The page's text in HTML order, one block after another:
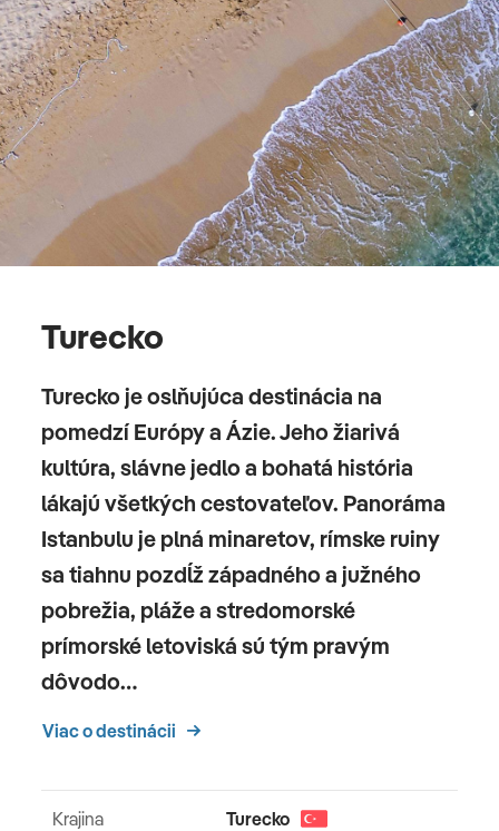
Turecko
Turecko je oslňujúca destinácia na
pomedzí Európy a Ázie. Jeho žiarivá
kultúra, slávne jedlo a bohatá história
lákajú všetkých cestovateľov. Panoráma
Istanbulu je plná minaretov, rímske ruiny
sa tiahnu pozdĺž západného a južného
pobrežia, pláže a stredomorské
prímorské letoviská sú tým pravým
dôvodo…
Viac o destinácii
Krajina Turecko